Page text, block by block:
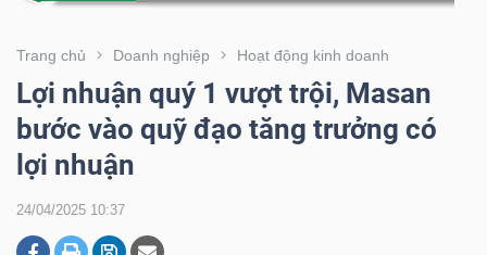
Trang chủ Doanh nghiệp Hoạt động kinh doanh
Lợi nhuận quý 1 vượt trội, Masan
bước vào quỹ đạo tăng trưởng có
lợi nhuận
24/04/2025 10:37
VIETSTOCK
CHỨNG
KHOÁN